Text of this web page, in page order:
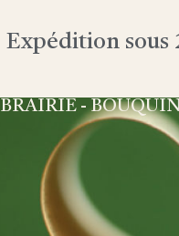
Expédition sous
-